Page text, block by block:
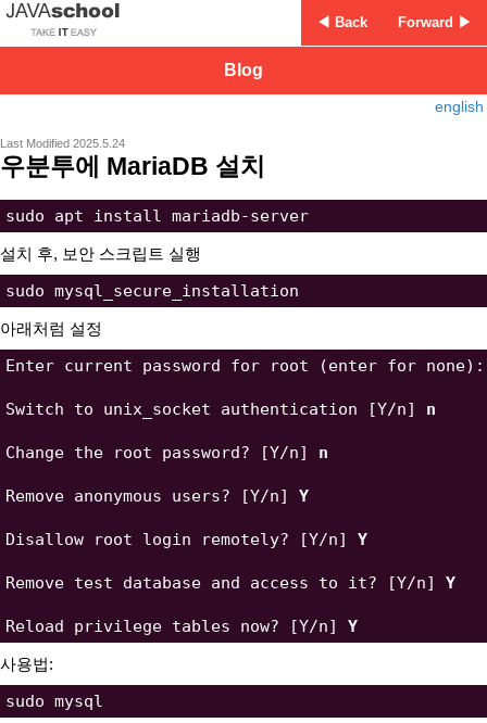
Forward ▶
◀ Back
Blog
english
Last Modified 2025.5.24
우분투에 MariaDB 설치
설치 후, 보안 스크립트 실행
아래처럼 설정
Enter current password for root (enter for
Switch to unix_socket authentication [Y/n] n
Change the root password? [Y/n] n
Remove anonymous users? [Y/n] Y
Disallow root login remotely? [Y/n] Y
Remove test database and access to it? [Y/n] Y
Reload privilege tables now? [Y/n] Y
사용법: